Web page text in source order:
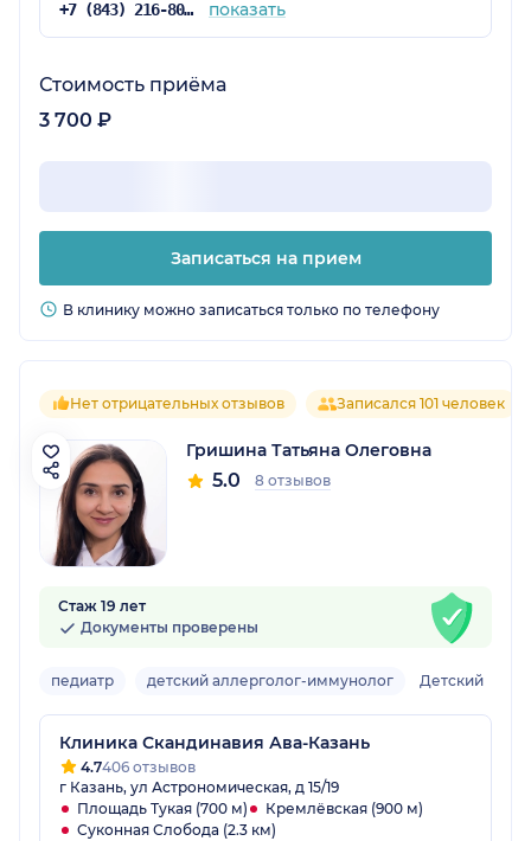
+7 (843) 216-80-34 показать
Стоимость приёма
3 700 ₽
Записаться на прием
В клинику можно записаться только по телефону
Нет отрицательных отзывов Записался 101 человек
Гришина Татьяна Олеговна
5.0 8 отзывов
Стаж 19 лет
Документы проверены
педиатр детский аллерголог-иммунолог Детский
Клиника Скандинавия Ава-Казань
4.7406 отзывов
г Казань, ул Астрономическая, д 15/19
Площадь Тукая (700 м)
Кремлёвская (900 м)
Суконная Слобода (2.3 км)